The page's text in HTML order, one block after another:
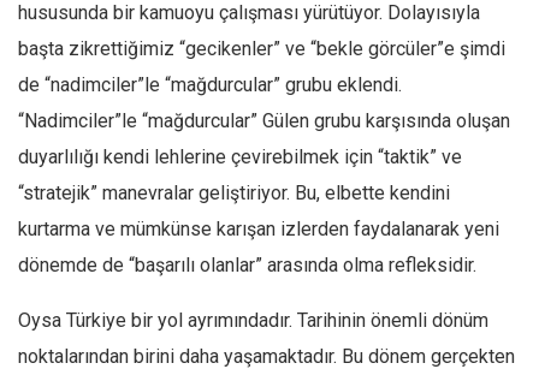
hususunda bir kamuoyu çalışması yürütüyor. Dolayısıyla
başta zikrettiğimiz “gecikenler” ve “bekle görcüler”e şimdi
de “nadimciler”le “mağdurcular” grubu eklendi.
“Nadimciler”le “mağdurcular” Gülen grubu karşısında oluşan
duyarlılığı kendi lehlerine çevirebilmek için “taktik” ve
“stratejik” manevralar geliştiriyor. Bu, elbette kendini
kurtarma ve mümkünse karışan izlerden faydalanarak yeni
dönemde de “başarılı olanlar” arasında olma refleksidir.
Oysa Türkiye bir yol ayrımındadır. Tarihinin önemli dönüm
noktalarından birini daha yaşamaktadır. Bu dönem gerçekten